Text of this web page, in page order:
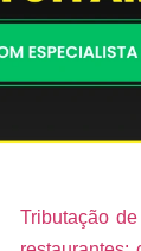
Tributação